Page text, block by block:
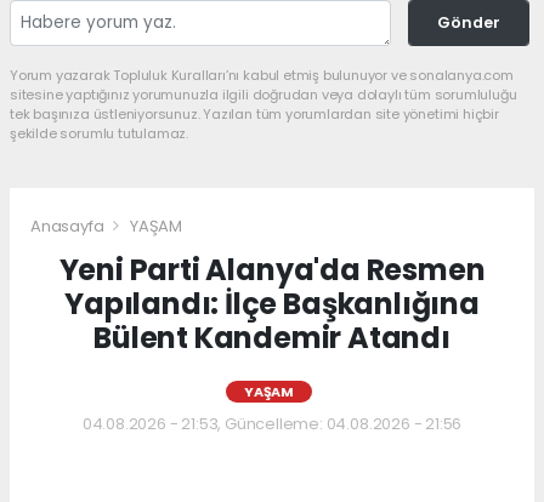
Gönder
Yorum yazarak Topluluk Kuralları’nı kabul etmiş bulunuyor ve sonalanya.com
sitesine yaptığınız yorumunuzla ilgili doğrudan veya dolaylı tüm sorumluluğu
tek başınıza üstleniyorsunuz. Yazılan tüm yorumlardan site yönetimi hiçbir
şekilde sorumlu tutulamaz.
Anasayfa YAŞAM
Yeni Parti Alanya'da Resmen
Yapılandı: İlçe Başkanlığına
Bülent Kandemir Atandı
YAŞAM
04.08.2026 - 21:53, Güncelleme: 04.08.2026 - 21:56